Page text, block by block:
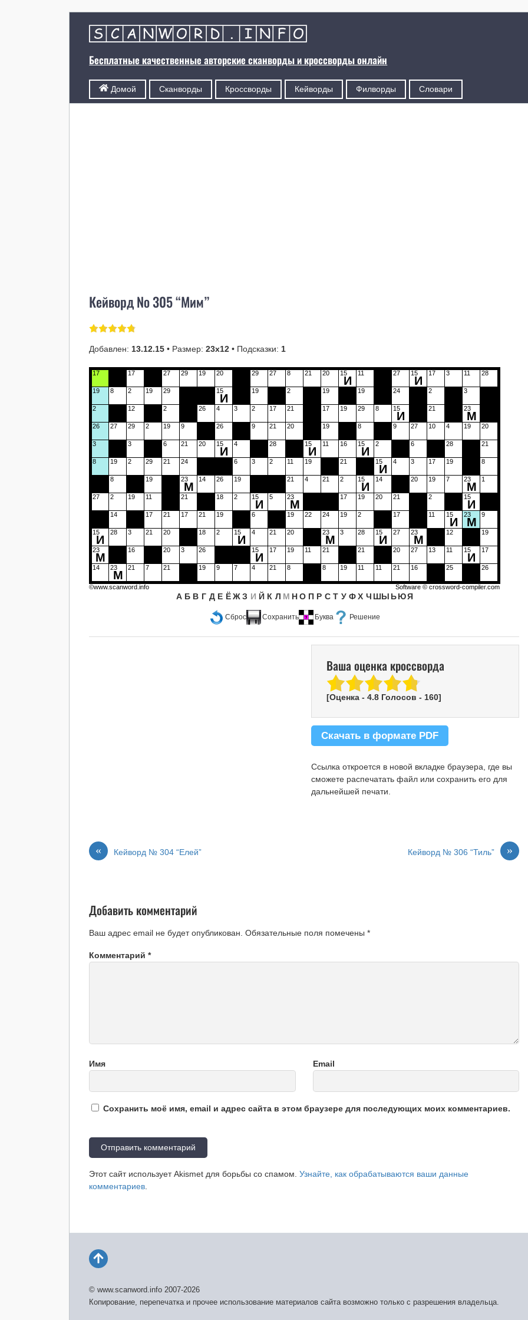
Бесплатные качественные авторские сканворды и кроссворды онлайн
Домой Сканворды Кроссворды Кейворды Филворды Словари
Кейворд № 305 “Мим”
Добавлен: 13.12.15 • Размер:23х12 • Подсказки: 1
Сброс Сохранить Буква Решение
17 17 27 29 19 20 29 27 8 21 20 15
И
11 27 15
И
17 3 11 28
19 8 2 19 29 15
И
19 2 19 19 24 2 3
2 12 2 26 4 3 2 17 21 17 19 29 8 15
И
21 23
М
26 27 29 2 19 9 26 9 21 20 19 8 9 27 10 4 19 20
3 3 6 21 20 15
И
4 28 15
И
11 16 15
И
2 6 28 21
8 19 2 29 21 24 6 3 2 11 19 21 15
И
4 3 17 19 8
8 19 23
М
14 26 19 21 4 21 2 15
И
14 20 19 7 23
М
1
27 2 19 11 21 18 2 15
И
5 23
М
17 19 20 21 2 15
И
14 17 21 17 21 19 6 19 22 24 19 2 17 11 15
И
23
М
9
15
И
28 3 21 20 18 2 15
И
4 21 20 23
М
3 28 15
И
27 23
М
12 19
23
М
16 20 3 26 15
И
17 19 11 21 21 20 27 13 11 15
И
17
14 23
М
21 7 21 19 9 7 4 21 8 8 19 11 11 21 16 25 26
А Б В Г Д Е Ё Ж З И Й К Л М Н О П Р С Т У Ф Х Ч ШЫ Ь ЮЯ
©www.scanword.info Software ©crossword-compiler.com
Ваша оценка кроссворда
[Оценка - 4.8Голосов - 160]
Скачать в формате PDF
Ссылка откроется в новой вкладке браузера, где вы
сможете распечатать файл или сохранить его для
дальнейшей печати.
« Кейворд № 304 “Елей” »
Кейворд № 306 “Тиль”
Добавить комментарий
Ваш адрес email не будет опубликован. Обязательные поля помечены*
Комментарий*
Имя Email
Сохранить моё имя, email и адрес сайта в этом браузере для последующих моих комментариев.
Этот сайт использует Akismet для борьбы со спамом.Узнайте, как обрабатываются ваши данные
комментариев
© www.scanword.info 2007-2026
Копирование, перепечатка и прочее использование материалов сайта возможно только с разрешения владельца.